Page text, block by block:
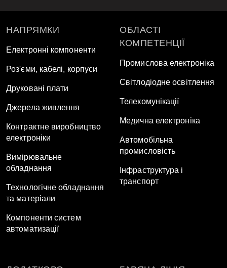
НАПРЯМКИ
Електронні компоненти
Роз'єми, кабелі, корпуси
Друковані плати
Джерела живлення
Контрактне виробництво
електроніки
Вимірювальне
обладнання
Технологічне обладнання
та матеріали
Компоненти систем
автоматизації
ОБЛАСТІ
КОМПЕТЕНЦІЇ
Промислова електроніка
Світлодіодне освітлення
Телекомунікації
Медична електроніка
Автомобільна
промисловість
Інфраструктура і
транспорт